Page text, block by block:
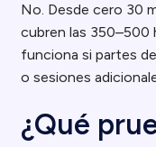
No. Desde cero 30
cubren las 350–500
funciona si partes
o sesiones
¿Qué